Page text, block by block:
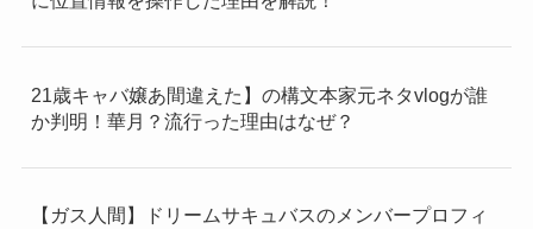
21歳キャバ嬢あ間違えた】の構文本家元ネタvlogが誰
か判明！華月？流行った理由はなぜ？
【ガス人間】ドリームサキュバスのメンバープロフィ